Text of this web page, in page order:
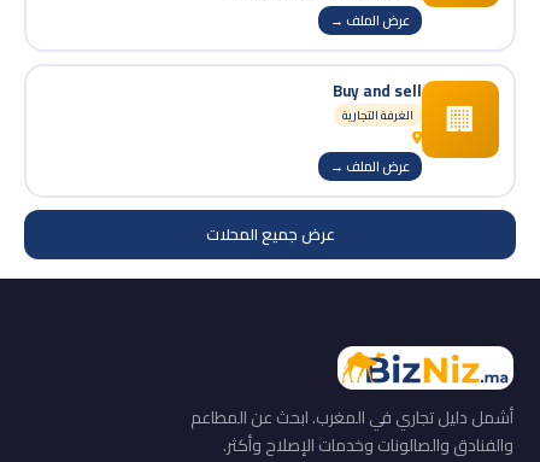
عرض الملف →
🏢
Buy and sell
الغرفة التجارية
عرض الملف →
عرض جميع المحلات
أشمل دليل تجاري في المغرب. ابحث عن المطاعم
والفنادق والصالونات وخدمات الإصلاح وأكثر.